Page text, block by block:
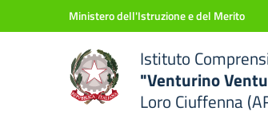
Vai ai contenuti
Vai al menu di navigazioneMinistero dell'Istruzione e del Merito
Istituto
"Venturino
Loro Ciuffenna